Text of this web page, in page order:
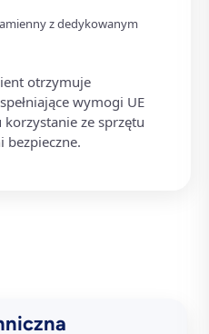
z dedykowanym
otrzymuje
wymogi UE
korzystanie ze sprzętu
bezpieczne.